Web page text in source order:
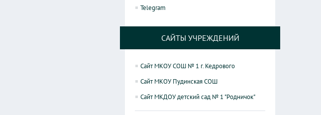
Telegram
САЙТЫ УЧРЕЖДЕНИЙ
Сайт МКОУ СОШ № 1 г. Кедрового
Сайт МКОУ Пудинская СОШ
Сайт МКДОУ детский сад № 1 "Родничок"